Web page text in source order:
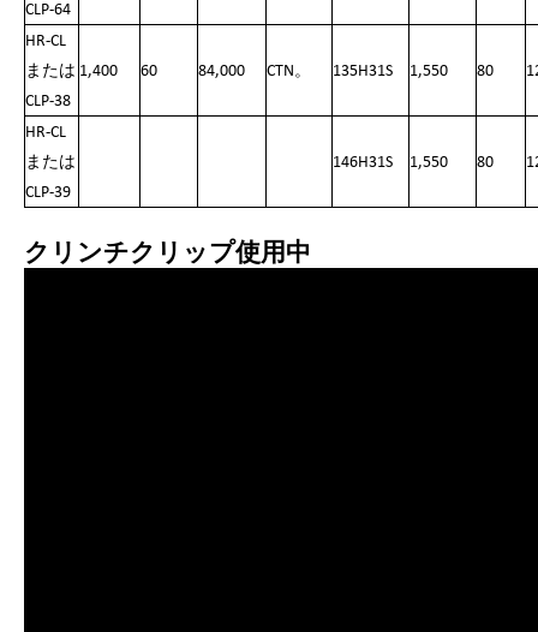
CLP-64
HR-CL
または
CLP-38
1,400 60 84,000 CTN。 135H31S 1,550 80
HR-CL
または
CLP-39
146H31S 1,550 80
クリンチクリップ使用中